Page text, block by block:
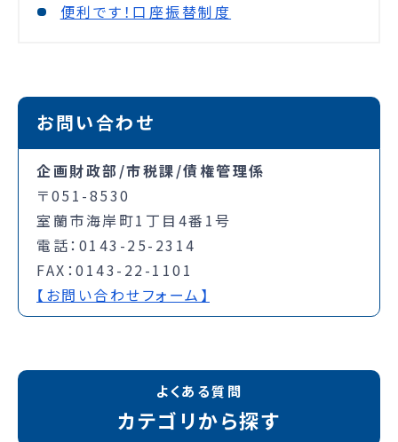
便利です！口座振替制度
お問い合わせ
企画財政部/市税課/債権管理係
〒051-8530
室蘭市海岸町1丁目4番1号
電話：0143-25-2314
FAX：0143-22-1101
【お問い合わせフォーム】
よくある質問
カテゴリから探す